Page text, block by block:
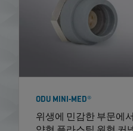
ODU MINI-MED®
위생에 민감한 부문에